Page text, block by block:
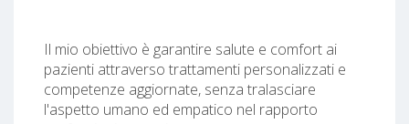
Il mio obiettivo è garantire salute e comfort ai
pazienti attraverso trattamenti personalizzati e
competenze aggiornate, senza tralasciare
l'aspetto umano ed empatico nel rapporto